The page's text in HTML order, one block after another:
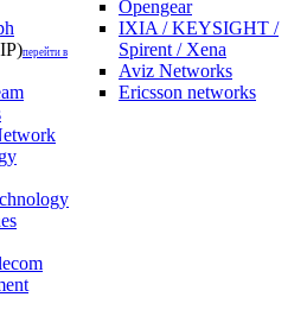
перейти в
Opengear
IXIA / KEYSIGHT /
Spirent / Xena
Aviz Networks
Ericsson networks